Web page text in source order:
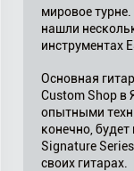
мировое
нашли
инструментах
Основная
Custom Shop в
опытными
конечно, будет
Signature
своих гитарах.